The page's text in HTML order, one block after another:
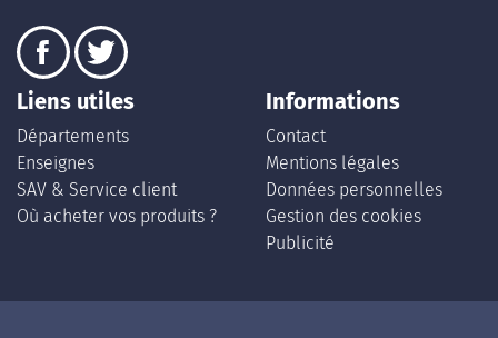
Liens utiles
Départements
Enseignes
SAV & Service client
Où acheter vos produits ?
Informations
Contact
Mentions légales
Données personnelles
Gestion des cookies
Publicité